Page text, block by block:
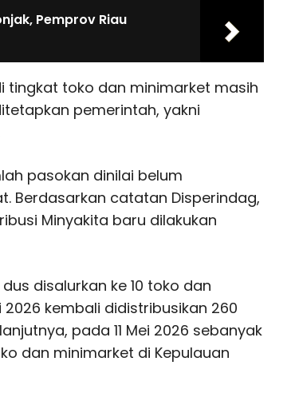
Pemprov Riau
tingkat toko dan minimarket masih
pemerintah, yakni
pasokan dinilai belum
Berdasarkan catatan Disperindag,
Minyakita baru dilakukan
disalurkan ke 10 toko dan
kembali didistribusikan 260
pada 11 Mei 2026 sebanyak
dan minimarket di Kepulauan